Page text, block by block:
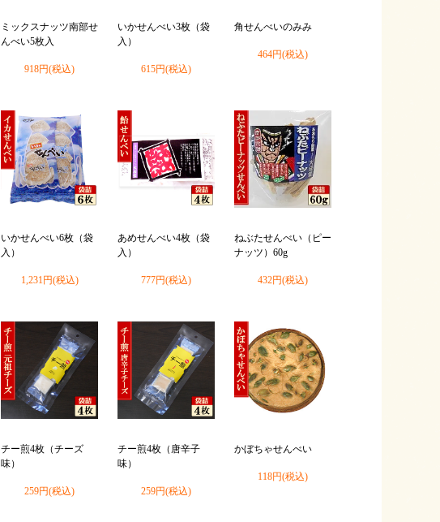
ミックスナッツ南部せ
んべい5枚入
918円(税込)
いかせんべい3枚（袋
入）
615円(税込)
角せんべいのみみ
464円(税込)
いかせんべい6枚（袋
入）
1,231円(税込)
あめせんべい4枚（袋
入）
777円(税込)
ねぶたせんべい（ピー
ナッツ）60g
432円(税込)
チー煎4枚（チーズ
味）
259円(税込)
チー煎4枚（唐辛子
味）
259円(税込)
かぼちゃせんべい
118円(税込)